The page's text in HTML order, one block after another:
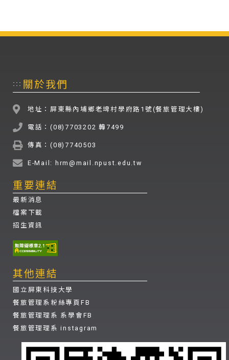
::: 關於我們
地址：屏東縣內埔鄉老埤村學府路1號(餐旅管理大樓)
電話：(08)7703202 轉7499
傳真：(08)7740503
E-Mail: hrm@mail.npust.edu.tw
重要連結
最新消息
檔案下載
招生資訊
其他連結
國立屏東科技大學
餐旅管理系粉絲專頁FB
餐旅管理理系 系學會FB
餐旅管理理系 instagram